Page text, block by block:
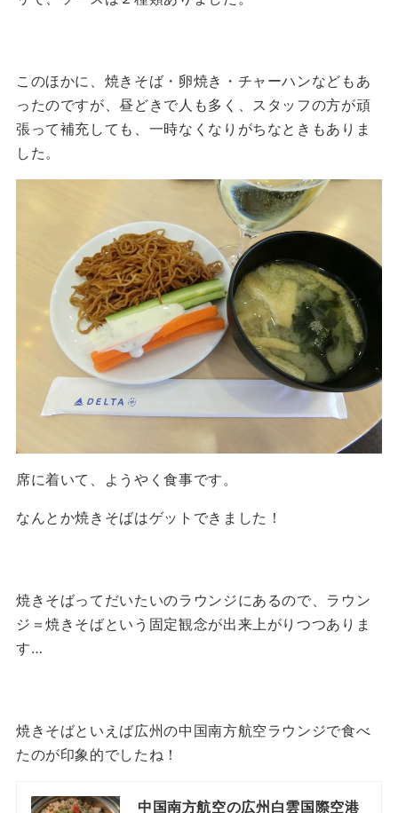
このほかに、焼きそば・卵焼き・チャーハンなどもあ
ったのですが、昼どきで人も多く、スタッフの方が頑
張って補充しても、一時なくなりがちなときもありま
した。
席に着いて、ようやく食事です。
なんとか焼きそばはゲットできました！
焼きそばってだいたいのラウンジにあるので、ラウン
ジ＝焼きそばという固定観念が出来上がりつつありま
す…
焼きそばといえば広州の中国南方航空ラウンジで食べ
たのが印象的でしたね！
中国南方航空の広州白雲国際空港